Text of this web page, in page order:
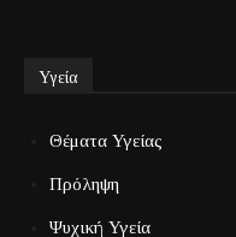
Υγεία
Θέματα Υγείας
Πρόληψη
Ψυχική Υγεία